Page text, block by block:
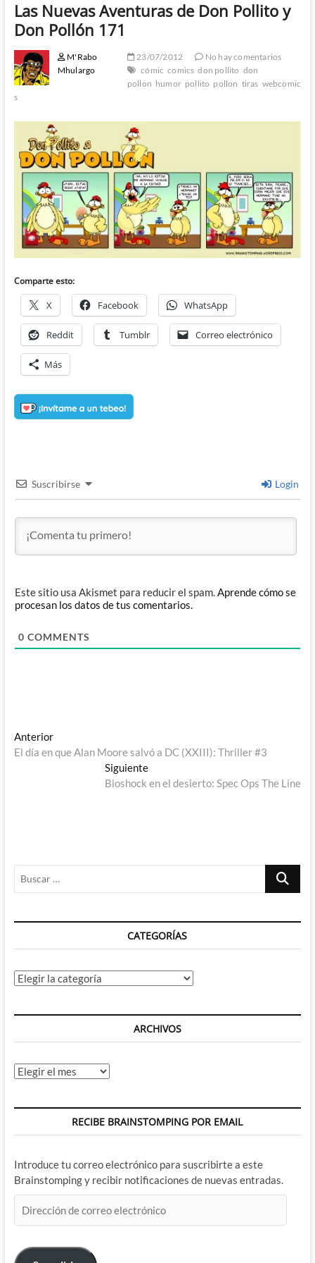
Las Nuevas Aventuras de Don Pollito y
Don Pollón 171
M'Rabo
Mhulargo
23/07/2012
No hay comentarios
cómic comics don pollito don
pollon humor pollito pollon tiras webcomic
s
Comparte esto:
X Facebook WhatsApp
Reddit Tumblr Correo electrónico
Más
Suscribirse Login
Este sitio usa Akismet para reducir el spam.Aprende cómo se
procesan los datos de tus comentarios.
0 COMMENTS
Navegación
de
AnteriorEntrada
anterior:
El día en que Alan Moore salvó a DC (XXIII): Thriller #3
SiguienteEntrada
siguiente:
Bioshock en el desierto: Spec Ops The Line
Buscar
CATEGORÍAS
Categorías
ARCHIVOS
Archivos
RECIBE BRAINSTOMPING POR EMAIL
Introduce tu correo electrónico para suscribirte a este
Brainstomping y recibir notificaciones de nuevas entradas.
de
electrónico